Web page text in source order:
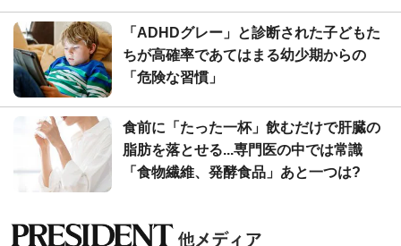
「ADHDグレー」と診断された子どもた
ちが高確率であてはまる幼少期からの
「危険な習慣」
食前に「たった一杯」飲むだけで肝臓の
脂肪を落とせる...専門医の中では常識
「食物繊維、発酵食品」あと一つは?